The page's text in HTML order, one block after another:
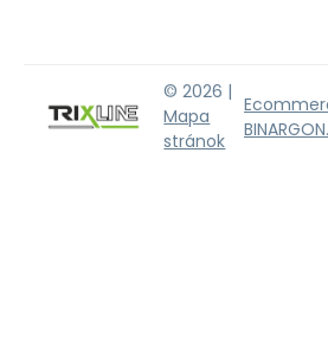
© 2026 |
Mapa
stránok